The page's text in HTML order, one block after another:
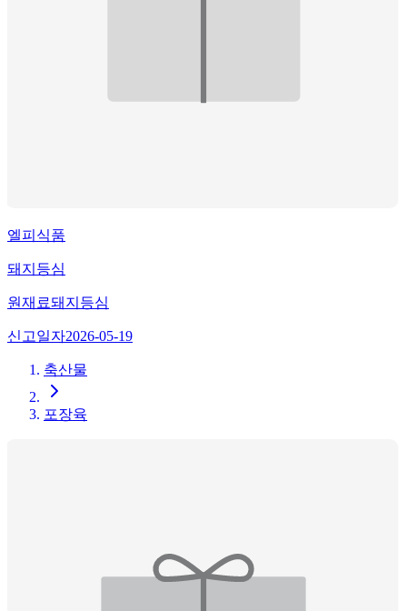
엘피식품
돼지등심
원재료돼지등심
신고일자2026-05-19
축산물
포장육